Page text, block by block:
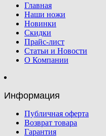
Главная
Наши ножи
Новинки
Скидки
Прайс-лист
Статьи и Новости
О Компании
Информация
Публичная оферта
Возврат товара
Гарантия